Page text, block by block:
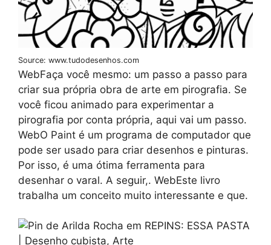
Source: www.tudodesenhos.com
WebFaça você mesmo: um passo a passo para
criar sua própria obra de arte em pirografia. Se
você ficou animado para experimentar a
pirografia por conta própria, aqui vai um passo.
WebO Paint é um programa de computador que
pode ser usado para criar desenhos e pinturas.
Por isso, é uma ótima ferramenta para
desenhar o varal. A seguir,. WebEste livro
trabalha um conceito muito interessante e que.